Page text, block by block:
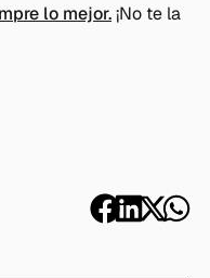
lo mejor.¡No te la